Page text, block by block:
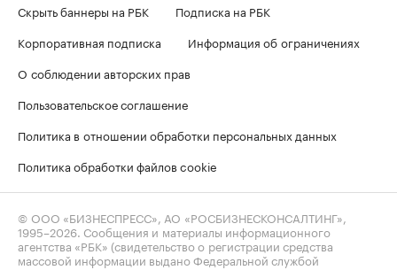
Скрыть баннеры на РБК
Подписка на РБК
Корпоративная подписка
Информация об ограничениях
О соблюдении авторских прав
Пользовательское соглашение
Политика в отношении обработки персональных данных
Политика обработки файлов cookie
© ООО «БИЗНЕСПРЕСС», АО «РОСБИЗНЕСКОНСАЛТИНГ»,
1995–2026 . Сообщения и материалы информационного
агентства «РБК» (свидетельство о регистрации средства
массовой информации выдано Федеральной службой